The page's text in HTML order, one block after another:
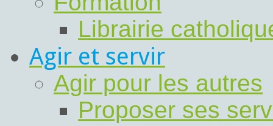
Librairie
Agir et servir
Agir pour les autres
Proposer ses